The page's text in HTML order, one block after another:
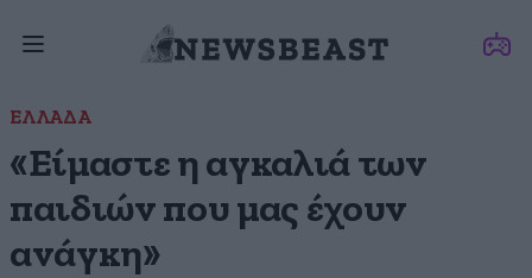
ΕΛΛΑΔΑ
«Είμαστε η αγκαλιά των
παιδιών που μας έχουν
ανάγκη»